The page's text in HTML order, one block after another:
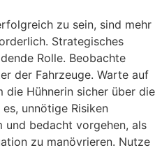
zu sein, sind mehr
Strategisches
Rolle. Beobachte
der Fahrzeuge. Warte auf
die Hühnerin sicher über die
unnötige Risiken
und bedacht vorgehen, als
zu manövrieren. Nutze